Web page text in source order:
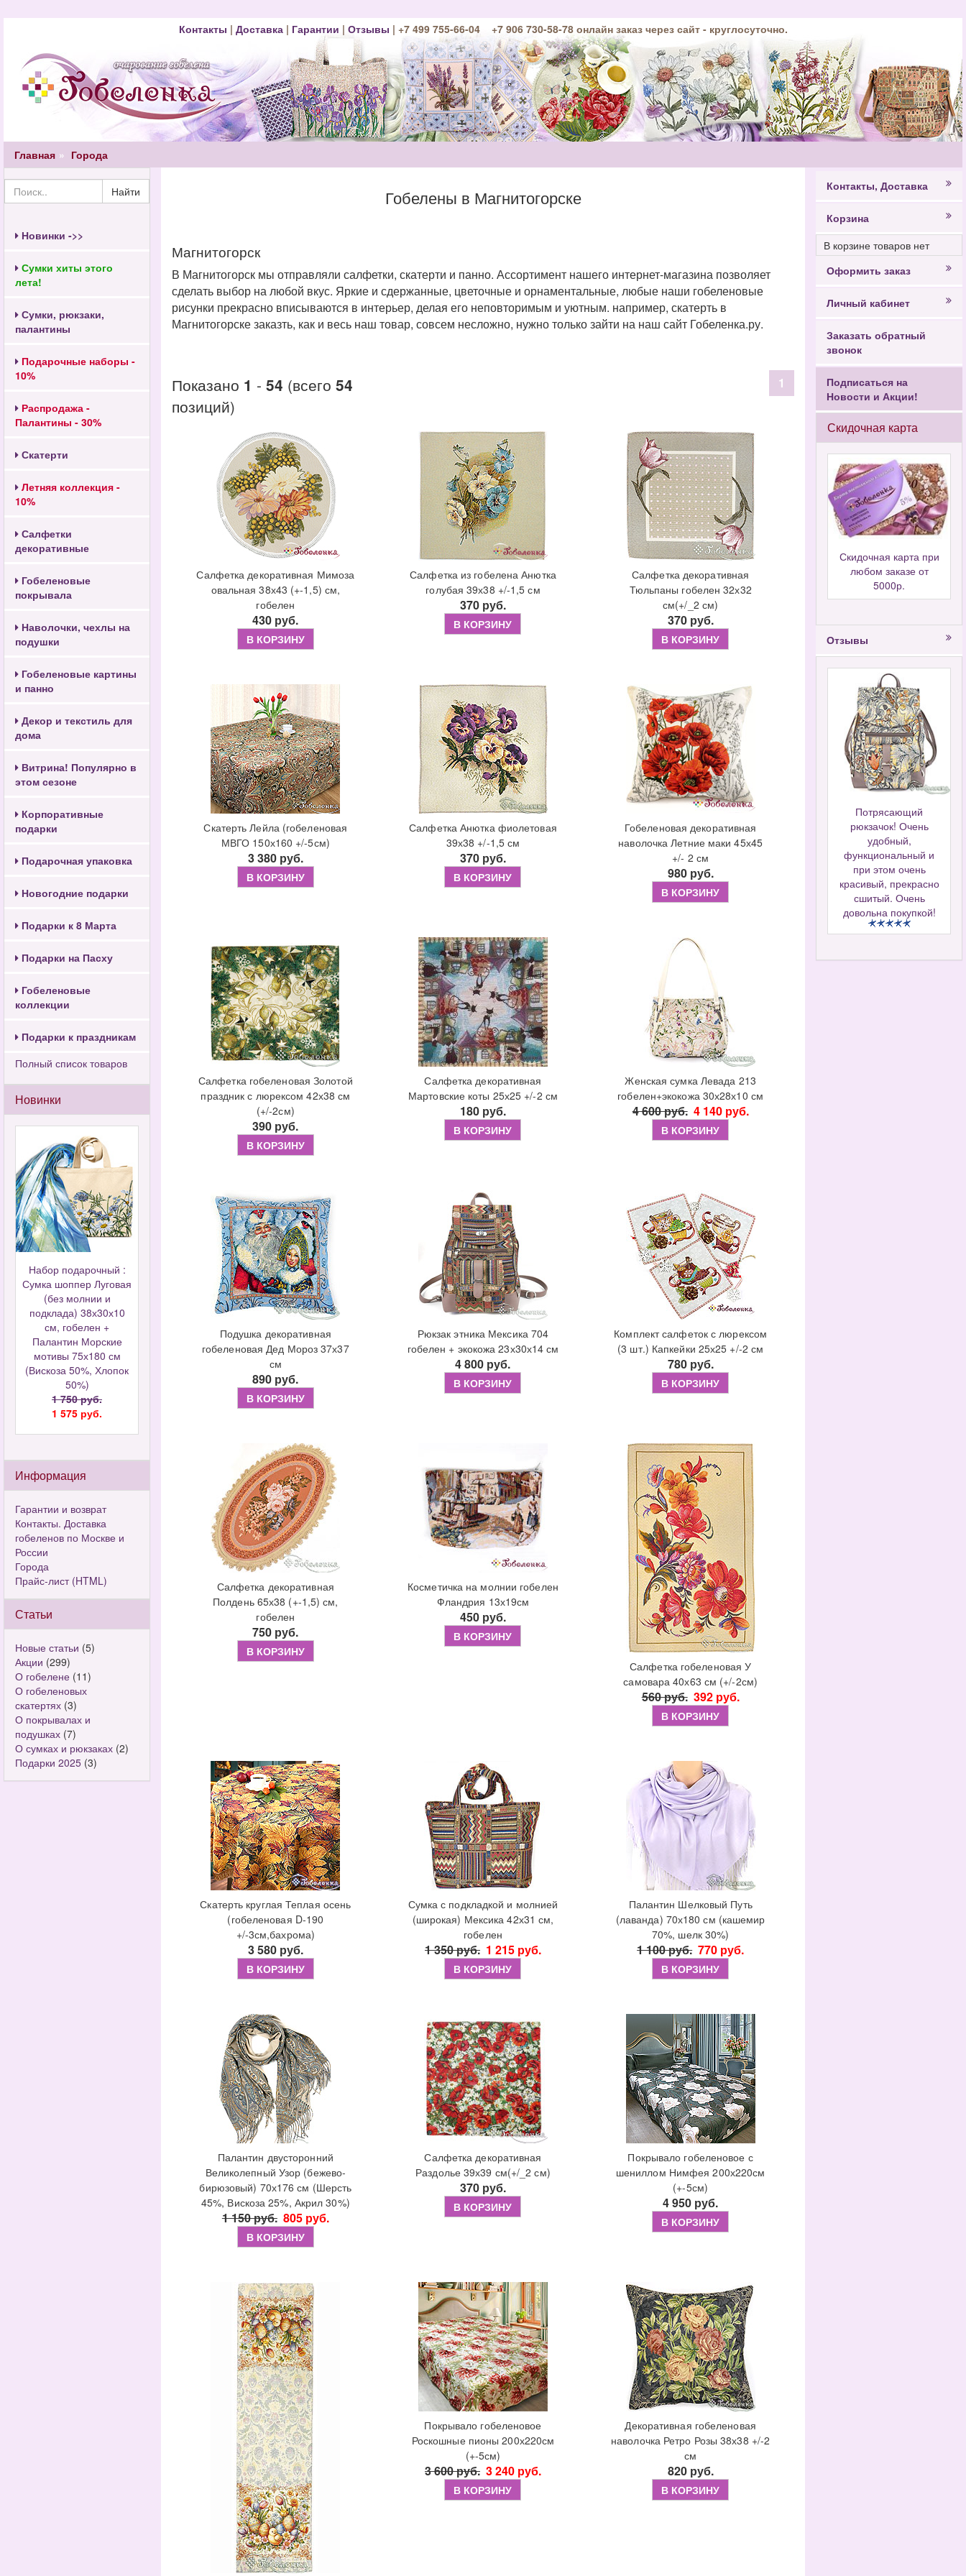
Контакты | Доставка| Гарантии | Отзывы | +7 499 755-66-04 +7 906 730-58-78 онлайн заказ через сайт - круглосуточно.
Главная Города
Найти
Новинки ->>
Сумки хиты этого
лета!
Сумки, рюкзаки,
палантины
Подарочные наборы -
10%
Распродажа -
Палантины - 30%
Скатерти
Летняя коллекция -
10%
Салфетки
декоративные
Гобеленовые
покрывала
Наволочки, чехлы на
подушки
Гобеленовые картины
и панно
Декор и текстиль для
дома
Витрина! Популярно в
этом сезоне
Корпоративные
подарки
Подарочная упаковка
Новогодние подарки
Подарки к 8 Марта
Подарки на Пасху
Гобеленовые
коллекции
Подарки к праздникам
Полный список товаров
Новинки
Набор подарочный :
Сумка шоппер Луговая
(без молнии и
подклада) 38х30х10
см, гобелен +
Палантин Морские
мотивы 75х180 см
(Вискоза 50%, Хлопок
50%)
1 750 руб.
1 575 руб.
Информация
Гарантии и возврат
Контакты. Доставка
гобеленов по Москве и
России
Города
Прайс-лист (HTML)
Статьи
Новые статьи (5)
Акции (299)
О гобелене (11)
О гобеленовых
скатертях (3)
О покрывалах и
подушках (7)
О сумках и рюкзаках (2)
Подарки 2025 (3)
Гобелены в Магнитогорске
Магнитогорск
В Магнитогорск мы отправляли салфетки, скатерти и панно. Ассортимент нашего интернет-магазина позволяет
сделать выбор на любой вкус. Яркие и сдержанные, цветочные и орнаментальные, любые наши гобеленовые
рисунки прекрасно вписываются в интерьер, делая его неповторимым и уютным. например, скатерть в
Магнитогорске заказть, как и весь наш товар, совсем несложно, нужно только зайти на наш сайт Гобеленка.ру.
Показано 1 - 54 (всего 54
позиций)
1
Салфетка декоративная Мимоза
овальная 38х43 (+-1,5) см,
гобелен
430 руб.
В КОРЗИНУ
Салфетка из гобелена Анютка
голубая 39х38 +/-1,5 см
370 руб.
В КОРЗИНУ
Салфетка декоративная
Тюльпаны гобелен 32х32
см(+/_2 см)
370 руб.
В КОРЗИНУ
Скатерть Лейла (гобеленовая
МВГО 150х160 +/-5см)
3 380 руб.
В КОРЗИНУ
Салфетка Анютка фиолетовая
39х38 +/-1,5 см
370 руб.
В КОРЗИНУ
Гобеленовая декоративная
наволочка Летние маки 45х45
+/- 2 см
980 руб.
В КОРЗИНУ
Салфетка гобеленовая Золотой
праздник с люрексом 42х38 см
(+/-2см)
390 руб.
В КОРЗИНУ
Салфетка декоративная
Мартовские коты 25х25 +/-2 см
180 руб.
В КОРЗИНУ
Женская сумка Левада 213
гобелен+экокожа 30х28х10 см
4 600 руб. 4 140 руб.
В КОРЗИНУ
Подушка декоративная
гобеленовая Дед Мороз 37х37
см
890 руб.
В КОРЗИНУ
Рюкзак этника Мексика 704
гобелен + экокожа 23х30х14 см
4 800 руб.
В КОРЗИНУ
Комплект салфеток с люрексом
(3 шт.) Капкейки 25х25 +/-2 см
780 руб.
В КОРЗИНУ
Салфетка декоративная
Полдень 65х38 (+-1,5) см,
гобелен
750 руб.
В КОРЗИНУ
Косметичка на молнии гобелен
Фландрия 13х19см
450 руб.
В КОРЗИНУ
Салфетка гобеленовая У
самовара 40х63 см (+/-2см)
560 руб. 392 руб.
В КОРЗИНУ
Скатерть круглая Теплая осень
(гобеленовая D-190
+/-3см,бахрома)
3 580 руб.
В КОРЗИНУ
Сумка с подкладкой и молнией
(широкая) Мексика 42х31 см,
гобелен
1 350 руб. 1 215 руб.
В КОРЗИНУ
Палантин Шелковый Путь
(лаванда) 70х180 см (кашемир
70%, шелк 30%)
1 100 руб. 770 руб.
В КОРЗИНУ
Палантин двусторонний
Великолепный Узор (бежево-
бирюзовый) 70х176 см (Шерсть
45%, Вискоза 25%, Акрил 30%)
1 150 руб. 805 руб.
В КОРЗИНУ
Салфетка декоративная
Раздолье 39х39 см(+/_2 см)
370 руб.
В КОРЗИНУ
Покрывало гобеленовое с
шениллом Нимфея 200х220см
(+-5см)
4 950 руб.
В КОРЗИНУ
Покрывало гобеленовое
Роскошные пионы 200х220см
(+-5см)
3 600 руб. 3 240 руб.
В КОРЗИНУ
Декоративная гобеленовая
наволочка Ретро Розы 38х38 +/-2
см
820 руб.
В КОРЗИНУ
Контакты, Доставка
Корзина
В корзине товаров нет
Оформить заказ
Личный кабинет
Заказать обратный
звонок
Подписаться на
Новости и Акции!
Скидочная карта
Скидочная карта при
любом заказе от
5000р.
Отзывы
Потрясающий
рюкзачок! Очень
удобный,
функциональный и
при этом очень
красивый, прекрасно
сшитый. Очень
довольна покупкой!